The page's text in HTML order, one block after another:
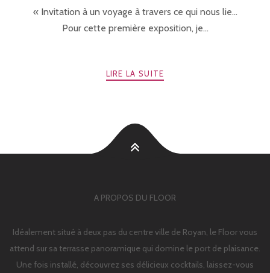
« Invitation à un voyage à travers ce qui nous lie…
Pour cette première exposition, je...
LIRE LA SUITE
A PROPOS DU FLOOR
Idéalement situé à deux pas du centre ville de Royan, le Floor vous
attend sur sa terrasse panoramique qui domine le port de plaisance.
Une fois installé, découvrez ses délicieux cocktails, laissez-vous